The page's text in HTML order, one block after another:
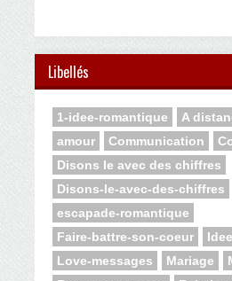
Libellés
1-idee-romantique A
amour
Communication
Disons le avec des chiffres
Disons-le-avec-des-chiffres
escapade-romantique
Faire-battre-son-coeur
Love-messages
Mariage